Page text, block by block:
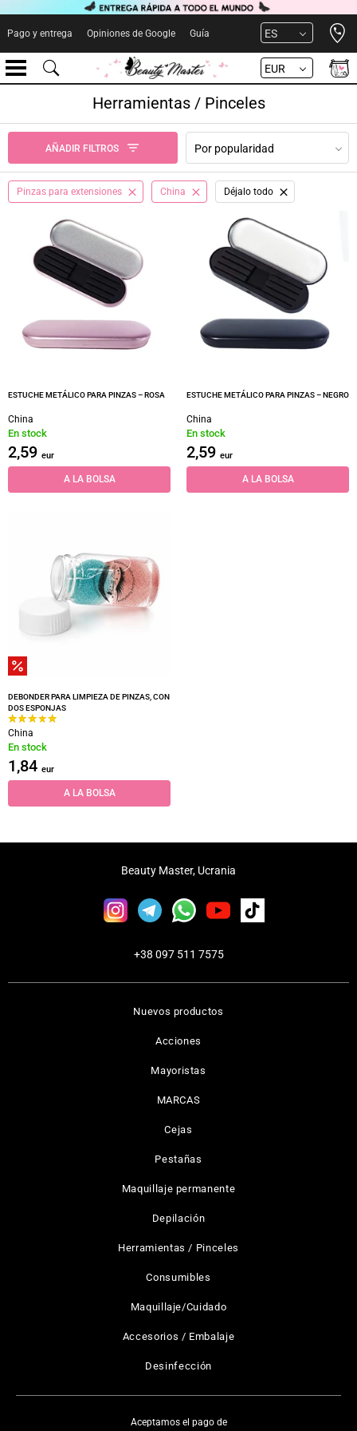
Pago y entrega Opiniones de Google Guía ES
EUR
Herramientas / Pinceles
AÑADIR FILTROS Por popularidad
Pinzas para extensiones China Déjalo todo
ESTUCHE METÁLICO PARA PINZAS – ROSA
China
En stock
2,59 eur
A LA BOLSA
ESTUCHE METÁLICO PARA PINZAS – NEGRO
China
En stock
2,59 eur
A LA BOLSA
DEBONDER PARA LIMPIEZA DE PINZAS, CON
DOS ESPONJAS
China
En stock
1,84 eur
A LA BOLSA
Nuevos productos
Acciones
Mayoristas
MARCAS
Cejas
Pestañas
Maquillaje permanente
Depilación
Herramientas / Pinceles
Consumibles
Maquillaje/Cuidado
Accesorios / Embalaje
Desinfección
Beauty Master, Ucrania
+38 097 511 7575
Aceptamos el pago de